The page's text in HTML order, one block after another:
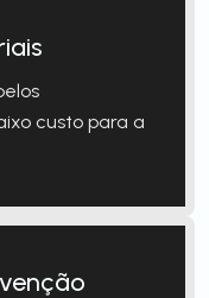
custo para a